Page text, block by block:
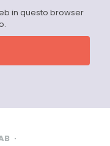
in questo browser